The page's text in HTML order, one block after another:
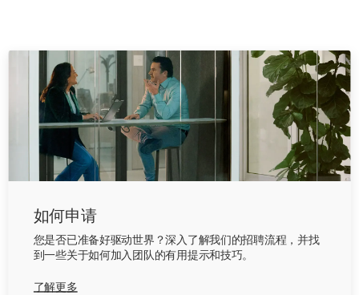
如何申请
您是否已准备好驱动世界？深入了解我们的招聘流程，并找
到一些关于如何加入团队的有用提示和技巧。
了解更多